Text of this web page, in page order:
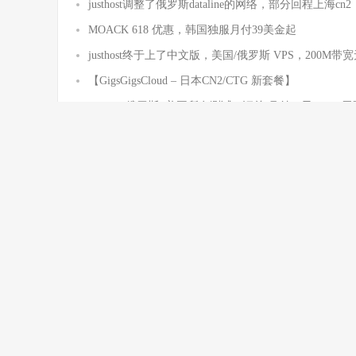
justhost调整了俄罗斯dataline的网络，部分回程上海cn2
MOACK 618 优惠，韩国独服月付39美金起
justhost终于上了中文版，美国/俄罗斯 VPS，200M带
【GigsGigsCloud – 日本CN2/CTG 新套餐】